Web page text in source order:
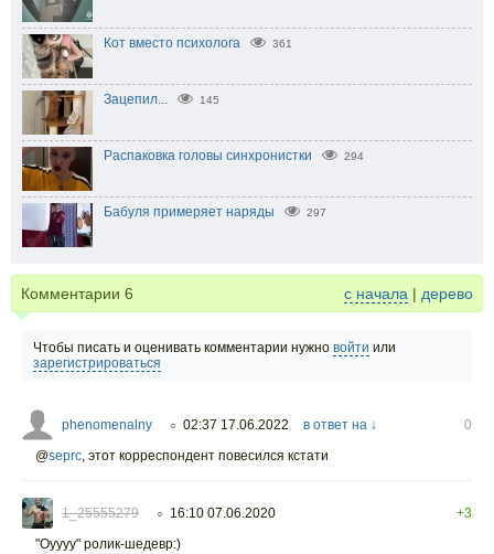
Кот вместо психолога 361
Зацепил... 145
Распаковка головы синхронистки 294
Бабуля примеряет наряды 297
Комментарии 6 с начала | дерево
Чтобы писать и оценивать комментарии нужно войти или
зарегистрироваться
phenomenalny ○ 02:37 17.06.2022 в ответ на ↓
0
@seprc, этот корреспондент повесился кстати
1_25555279 ○ 16:10 07.06.2020
+3
"Оуууу" ролик-шедевр:)